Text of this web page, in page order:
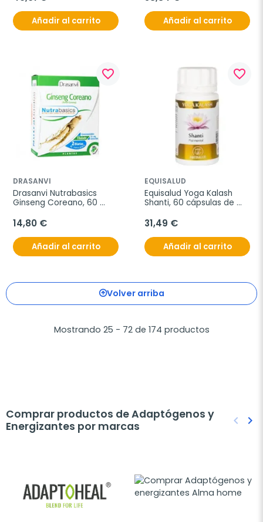
Añadir al carrito Añadir al carrito
favorite_border
DRASANVI
Drasanvi Nutrabasics
Ginseng Coreano, 60
14,80 €
Añadir al carrito
favorite_border
EQUISALUD
Equisalud Yoga Kalash
Shanti, 60 cápsulas de
31,49 €
Añadir al carrito
Volver arriba
Mostrando 25 - 72 de 174 productos
Comprar productos de Adaptógenos y
Energizantes por marcas
keyboard_arrow_left keyboard_arrow_right